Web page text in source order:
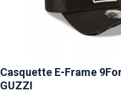
Casquette E-Frame
GUZZI